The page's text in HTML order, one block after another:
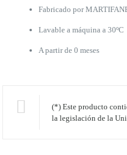
Fabricado por
Lavable a máquina a 30ºC
A partir de 0 meses
(*) Este producto
la legislación de la